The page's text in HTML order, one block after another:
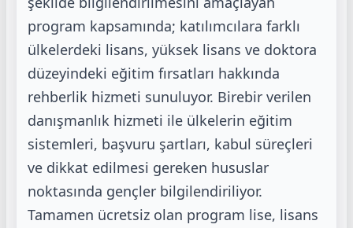
program kapsamında; katılımcılara farklı
ülkelerdeki lisans, yüksek lisans ve doktora
düzeyindeki eğitim fırsatları hakkında
rehberlik hizmeti sunuluyor. Birebir verilen
danışmanlık hizmeti ile ülkelerin eğitim
sistemleri, başvuru şartları, kabul süreçleri
ve dikkat edilmesi gereken hususlar
noktasında gençler bilgilendiriliyor.
Tamamen ücretsiz olan program lise, lisans